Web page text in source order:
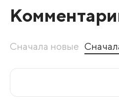
Сначала новые